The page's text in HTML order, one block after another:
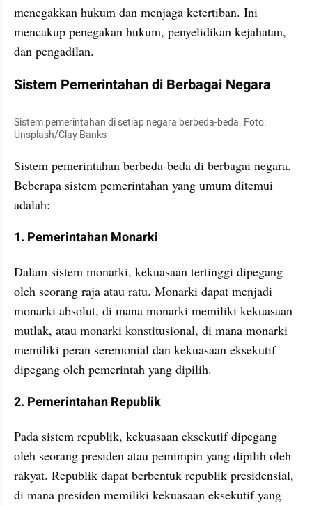
menegakkan hukum dan menjaga ketertiban. Ini
mencakup penegakan hukum, penyelidikan kejahatan,
dan pengadilan.
Sistem Pemerintahan di Berbagai Negara
Sistem pemerintahan di setiap negara berbeda-beda. Foto:
Unsplash/Clay Banks
Sistem pemerintahan berbeda-beda di berbagai negara.
Beberapa sistem pemerintahan yang umum ditemui
adalah:
1. Pemerintahan Monarki
Dalam sistem monarki, kekuasaan tertinggi dipegang
oleh seorang raja atau ratu. Monarki dapat menjadi
monarki absolut, di mana monarki memiliki kekuasaan
mutlak, atau monarki konstitusional, di mana monarki
memiliki peran seremonial dan kekuasaan eksekutif
dipegang oleh pemerintah yang dipilih.
2. Pemerintahan Republik
Pada sistem republik, kekuasaan eksekutif dipegang
oleh seorang presiden atau pemimpin yang dipilih oleh
rakyat. Republik dapat berbentuk republik presidensial,
di mana presiden memiliki kekuasaan eksekutif yang